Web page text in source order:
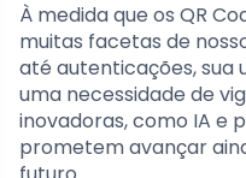
À medida que os QR
muitas facetas de
até autenticações, sua
uma necessidade de
inovadoras, como IA e
prometem avançar